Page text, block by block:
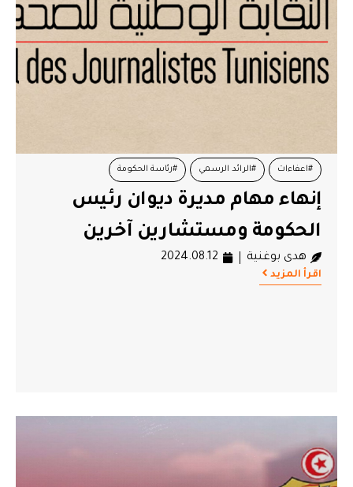
#اعفاءات #الرائد الرسمي #رئاسة الحكومة
إنهاء مهام مديرة ديوان رئيس
الحكومة ومستشارين آخرين
هدى بوغنية 2024.08.12
اقرأ المزيد